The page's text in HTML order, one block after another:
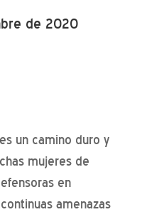
de 2020
un camino duro y
mujeres de
en
amenazas